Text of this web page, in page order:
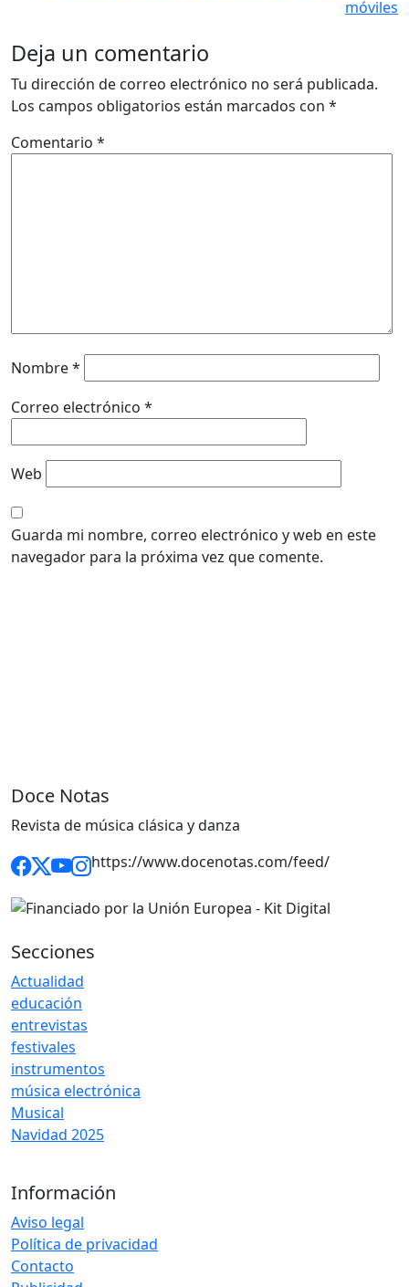
móviles
Deja un comentario
Tu dirección de correo electrónico no será publicada.
Los campos obligatorios están marcados con *
Comentario *
Nombre*
Correo electrónico *
Web
Guarda mi nombre, correo electrónico y web en este
navegador para la próxima vez que comente.
Doce Notas
Revista de música clásica y danza
https://www.docenotas.com/feed/
Secciones
Actualidad
educación
entrevistas
festivales
instrumentos
música electrónica
Musical
Navidad 2025
Información
Aviso legal
Política de privacidad
Contacto